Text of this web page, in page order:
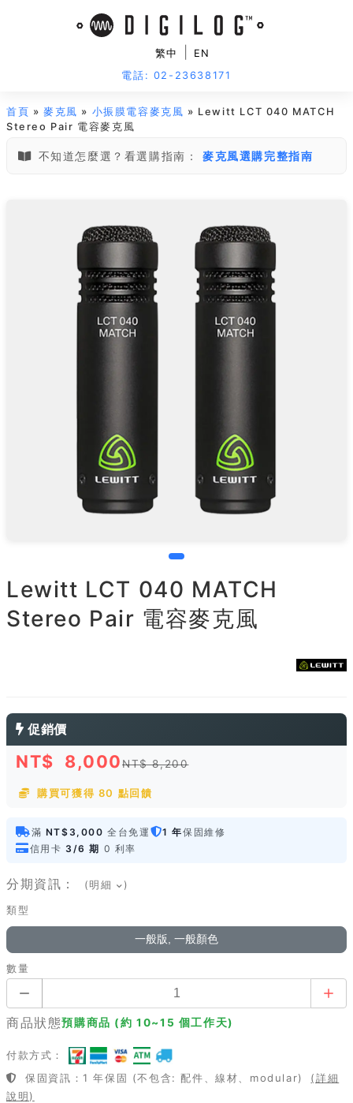
繁中
EN
電話: 02-23638171
首頁 »麥克風 » 小振膜電容麥克風 » Lewitt LCT 040 MATCH
Stereo Pair 電容麥克風
不知道怎麼選？看選購指南： 麥克風選購完整指南
Lewitt LCT 040 MATCH
Stereo Pair 電容麥克風
促銷價
NT$ 8,000NT$ 8,200
購買可獲得 80 點回饋
滿 NT$3,000 全台免運 1 年保固維修
信用卡 3/6 期 0 利率
分期資訊： (明細 )
類型
一般版, 一般顏色
數量
商品狀態預購商品 (約 10~15 個工作天)
付款方式：
保固資訊：1 年保固 (不包含: 配件、線材、modular)
(詳細
說明)